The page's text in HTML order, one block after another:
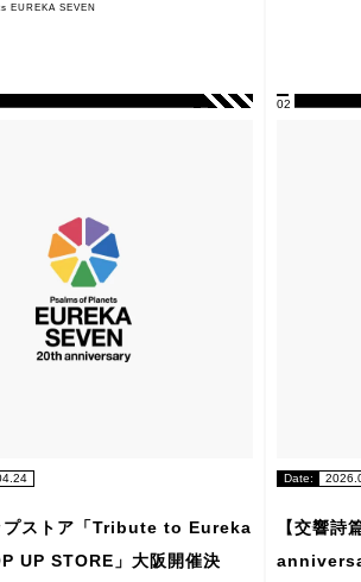
EUREKA SEVEN
プストア「Tribute to Eureka
UP STORE」大阪開催決
02
Date:
【交響